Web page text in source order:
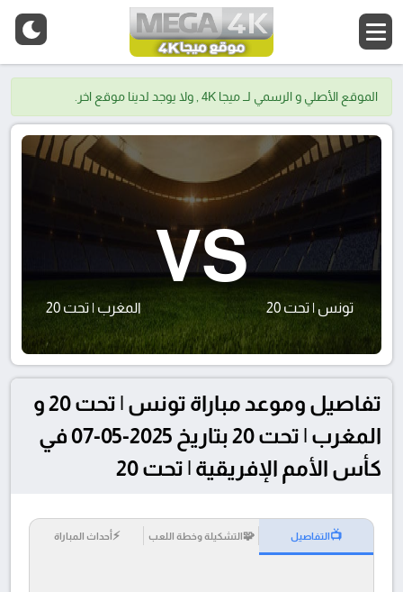
الموقع الأصلي و الرسمي لــ ميجا 4K , ولا يوجد لدينا موقع اخر.
تونس | تحت 20
VS
المغرب | تحت 20
تفاصيل وموعد مباراة تونس | تحت 20 و
المغرب | تحت 20 بتاريخ 2025-05-07 في
كأس الأمم الإفريقية | تحت 20
📺التفاصيل 🧩التشكيلة وخطة اللعب ⚡أحداث المباراة